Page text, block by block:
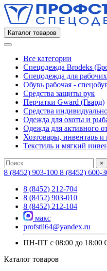
Каталог товаров
Все категории
Спецодежда Brodeks
Спецодежда для рабочих
Обувь рабочая -
Средства защиты рук
Перчатки Gward (Гвард)
Средства
Одежда для охоты и
Одежда для активного
Хозтовары, инвентарь и
Текстиль и мягкий
×
8 (8452) 903-100 8 (8452) 600-
8 (8452) 212-704
8 (8452) 903-010
8 (8452) 212-104
макс
profstil64@yandex.ru
ПН-ПТ с 08:00 до 18:00
Каталог товаров